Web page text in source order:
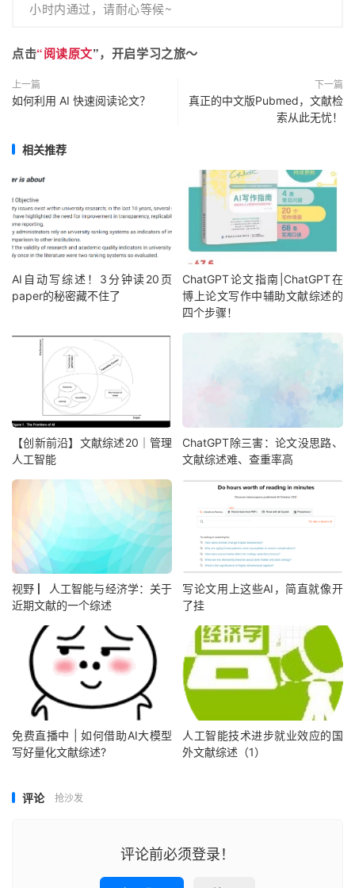
小时内通过，请耐心等候~
点击“阅读原文”，开启学习之旅～
上一篇
如何利用 AI 快速阅读论文？
下一篇
真正的中文版Pubmed，文献检
索从此无忧！
相关推荐
AI自动写综述！3分钟读20页
paper的秘密藏不住了
ChatGPT论文指南|ChatGPT在
博上论文写作中辅助文献综述的
四个步骤！
【创新前沿】文献综述20｜管理
人工智能
ChatGPT除三害：论文没思路、
文献综述难、查重率高
视野 ▏人工智能与经济学：关于
近期文献的一个综述
写论文用上这些AI，简直就像开
了挂
免费直播中 | 如何借助AI大模型
写好量化文献综述?
人工智能技术进步就业效应的国
外文献综述（1）
评论 抢沙发
评论前必须登录！